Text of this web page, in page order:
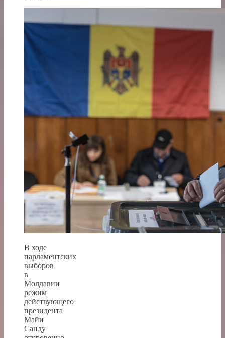
В ходе
парламентских
выборов
в
Молдавии
режим
действующего
президента
Майи
Санду